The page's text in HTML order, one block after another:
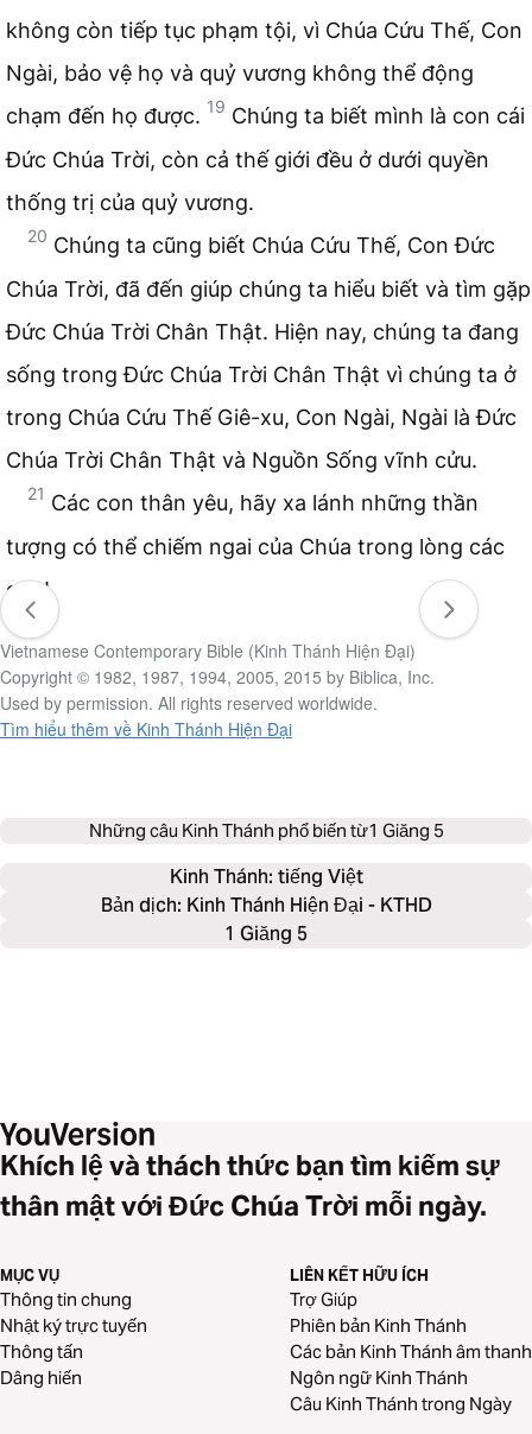
không còn tiếp tục phạm tội, vì Chúa Cứu Thế, Con
Ngài, bảo vệ họ và quỷ vương không thể động
chạm đến họ được. 19 Chúng ta biết mình là con cái
Đức Chúa Trời, còn cả thế giới đều ở dưới quyền
thống trị của quỷ vương.
20 Chúng ta cũng biết Chúa Cứu Thế, Con Đức
Chúa Trời, đã đến giúp chúng ta hiểu biết và tìm gặp
Đức Chúa Trời Chân Thật. Hiện nay, chúng ta đang
sống trong Đức Chúa Trời Chân Thật vì chúng ta ở
trong Chúa Cứu Thế Giê-xu, Con Ngài, Ngài là Đức
Chúa Trời Chân Thật và Nguồn Sống vĩnh cửu.
21 Các con thân yêu, hãy xa lánh những thần
tượng có thể chiếm ngai của Chúa trong lòng các
con!
Vietnamese Contemporary Bible (Kinh Thánh Hiện Đại)
Copyright © 1982, 1987, 1994, 2005, 2015 by Biblica, Inc.
Used by permission. All rights reserved worldwide.
Tìm hiểu thêm về Kinh Thánh Hiện Đại
Những câu Kinh Thánh phổ biến từ1 Giăng 5
Kinh Thánh: tiếng Việt
Bản dịch: Kinh Thánh Hiện Đại - KTHD
1 Giăng 5
Khích lệ và thách thức bạn tìm kiếm sự
thân mật với Đức Chúa Trời mỗi ngày.
MỤC VỤ
Thông tin chung
Nhật ký trực tuyến
Thông tấn
Dâng hiến
LIÊN KẾT HỮU ÍCH
Trợ Giúp
Phiên bản Kinh Thánh
Các bản Kinh Thánh âm thanh
Ngôn ngữ Kinh Thánh
Câu Kinh Thánh trong Ngày